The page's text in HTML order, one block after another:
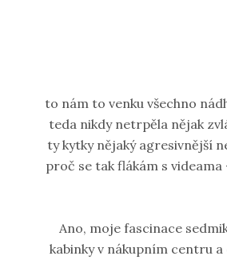
to nám to venku všechno
teda nikdy netrpěla nějak
ty kytky nějaký agresivnější
proč se tak flákám s
Ano, moje fascinace
kabinky v nákupním centru a